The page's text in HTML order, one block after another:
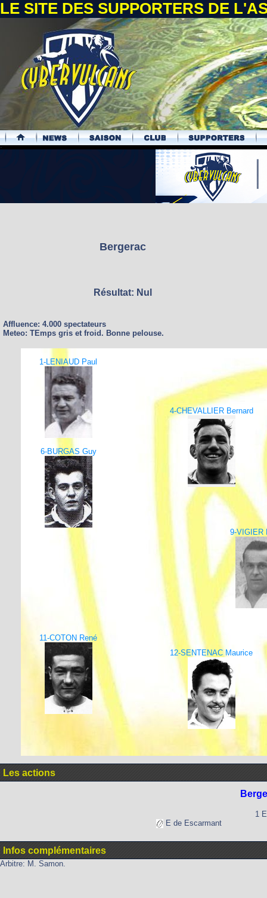
LE SITE DES SUPPORTERS DE
.
Bergerac
Résultat: Nul
Affluence: 4.000 spectateurs
Meteo: TEmps gris et froid. Bonne pelouse.
1-LENIAUD Paul
4-CHEVALLIER Bernard
6-BURGAS Guy
9-VIGIER
11-COTON René
12-SENTENAC Maurice
Les actions
1 E
E de Escarmant
Infos complémentaires
Arbitre: M. Samon.